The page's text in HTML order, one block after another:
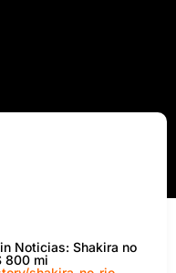
Noticias: Shakira no
800 mi